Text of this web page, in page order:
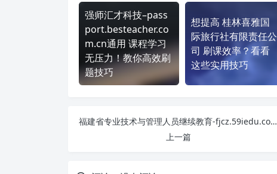
强师汇才科技–pass
port.besteacher.co
m.cn通用 课程学习
无压力！教你高效刷
题技巧
想提高 桂林喜雅国
际旅行社有限责任公
司 刷课效率？看看
这些实用技巧
福建省专业技术与管理人员继续教育-fjcz.59iedu.com 刷课也能轻松过！简单技巧大公开
上一篇